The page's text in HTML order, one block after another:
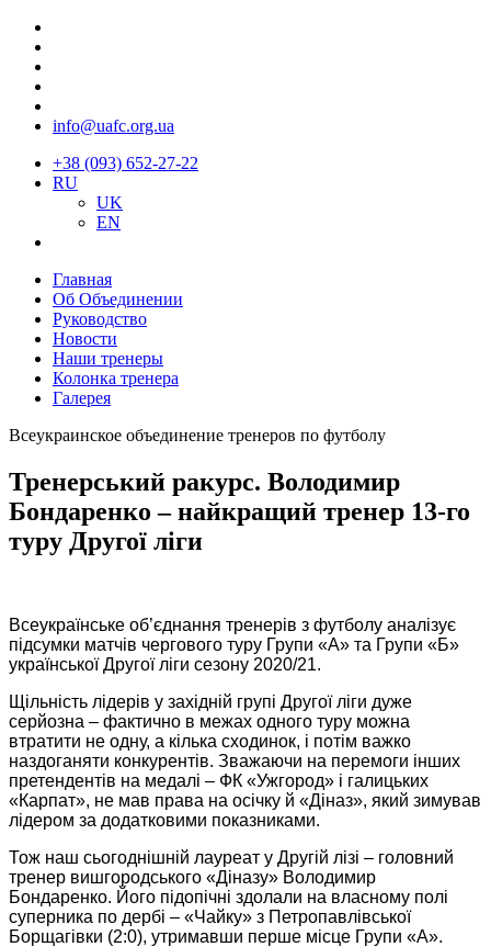
info@uafc.org.ua
+38 (093) 652-27-22
RU
UK
EN
Главная
Об Объединении
Руководство
Новости
Наши тренеры
Колонка тренера
Галерея
Всеукраинское объединение тренеров по футболу
Тренерський ракурс. Володимир
Бондаренко – найкращий тренер 13-го
туру Другої ліги
Всеукраїнське об’єднання тренерів з футболу аналізує
підсумки матчів чергового туру Групи «А» та Групи «Б»
української Другої ліги сезону 2020/21.
Щільність лідерів у західній групі Другої ліги дуже
серйозна – фактично в межах одного туру можна
втратити не одну, а кілька сходинок, і потім важко
наздоганяти конкурентів. Зважаючи на перемоги інших
претендентів на медалі – ФК «Ужгород» і галицьких
«Карпат», не мав права на осічку й «Діназ», який зимував
лідером за додатковими показниками.
Тож наш сьогоднішній лауреат у Другій лізі – головний
тренер вишгородського «Діназу» Володимир
Бондаренко. Його підопічні здолали на власному полі
суперника по дербі – «Чайку» з Петропавлівської
Борщагівки (2:0), утримавши перше місце Групи «А».